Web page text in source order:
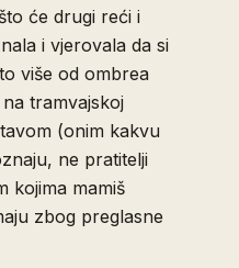
će drugi reći i
i vjerovala da si
više od ombrea
tramvajskoj
(onim kakvu
ne pratitelji
kojima mamiš
zbog preglasne